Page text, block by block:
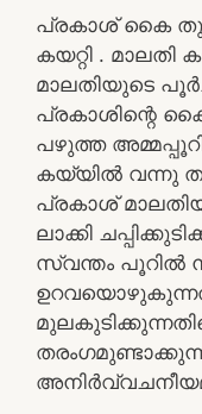
പ്രകാശ് കൈ
കയറ്റി .
മാലതിയുടെ
പ്രകാശിന്റെ
പഴുത്ത
കയ്യിൽ വന്നു
പ്രകാശ്
ലാക്കി
സ്വന്തം പൂറിൽ